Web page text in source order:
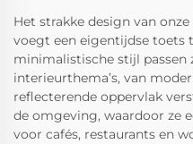
Het strakke design van
voegt een eigentijdse toets
minimalistische stijl passen
interieurthema’s, van
reflecterende oppervlak
de omgeving, waardoor ze
voor cafés, restaurants en